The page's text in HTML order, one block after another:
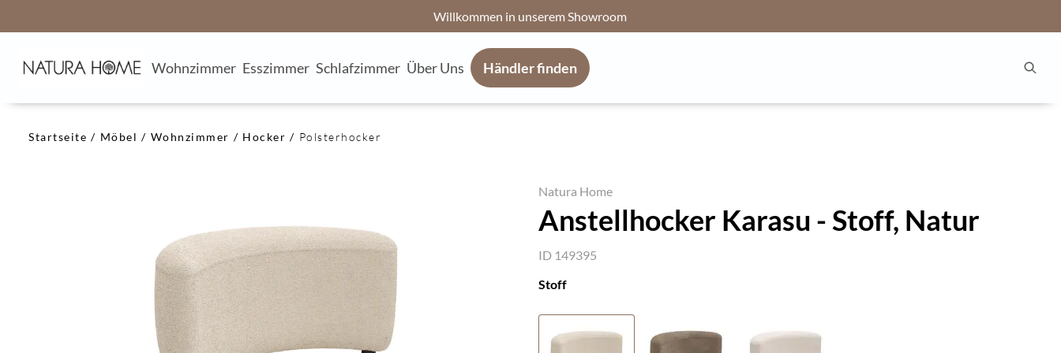
Willkommen in unserem Showroom
Wohnzimmer Esszimmer Schlafzimmer Über Uns Händler finden
Startseite Möbel Wohnzimmer Hocker Polsterhocker
Natura Home
Anstellhocker Karasu - Stoff, Natur
ID 149395
Stoff